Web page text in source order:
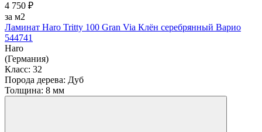
4 750 ₽
за м2
Ламинат Haro Tritty 100 Gran Via Клён серебрянный Варио
544741
Haro
(Германия)
Класс: 32
Порода дерева: Дуб
Толщина: 8 мм